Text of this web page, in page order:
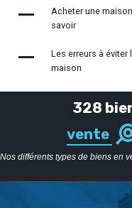
Acheter une
savoir
Les erreurs à éviter
maison
328
vente
Nos différents types de biens en